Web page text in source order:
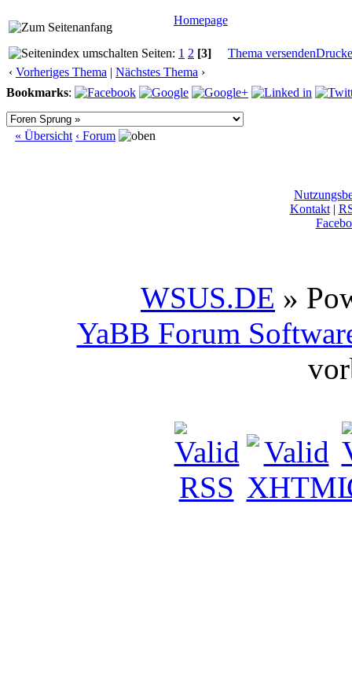
Homepage
Seiten: 1 2 [3] Thema versenden
‹ Vorheriges Thema | Nächstes Thema ›
Bookmarks:
« Übersicht ‹ Forum
Kontakt|
WSUS.DE »
YaBB Forum